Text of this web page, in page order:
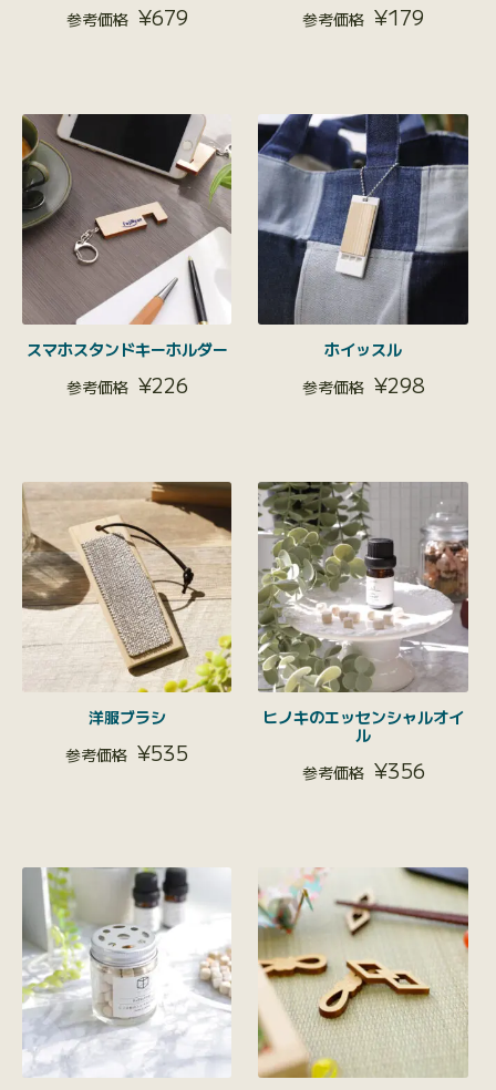
¥679 ¥179
スマホスタンドキーホルダー
¥226
ホイッスル
¥298
洋服ブラシ
¥535
ヒノキのエッセンシャルオイ
ル
¥356